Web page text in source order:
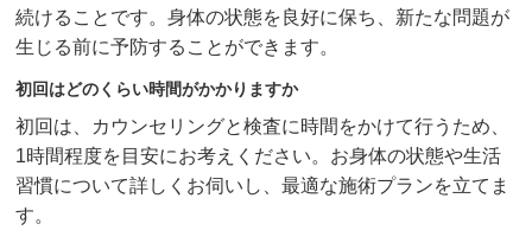
続けることです。身体の状態を良好に保ち、新たな問題が
生じる前に予防することができます。
初回はどのくらい時間がかかりますか
初回は、カウンセリングと検査に時間をかけて行うため、
1時間程度を目安にお考えください。お身体の状態や生活
習慣について詳しくお伺いし、最適な施術プランを立てま
す。